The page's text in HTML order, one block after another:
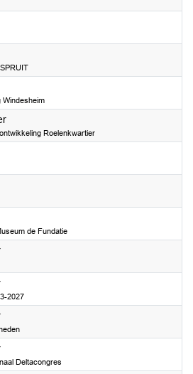
2023
Windesheim
2023
Roelenkwartier
2023
2023
de Fundatie
2023
2023
2027
2023
2023
Deltacongres